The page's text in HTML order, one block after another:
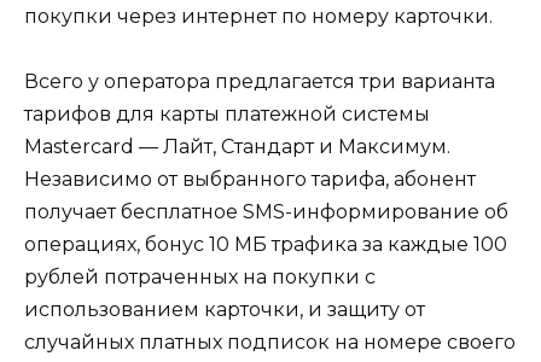
покупки через интернет по номеру карточки.
Всего у оператора предлагается три варианта
тарифов для карты платежной системы
Mastercard — Лайт, Стандарт и Максимум.
Независимо от выбранного тарифа, абонент
получает бесплатное SMS-информирование об
операциях, бонус 10 МБ трафика за каждые 100
рублей потраченных на покупки с
использованием карточки, и защиту от
случайных платных подписок на номере своего